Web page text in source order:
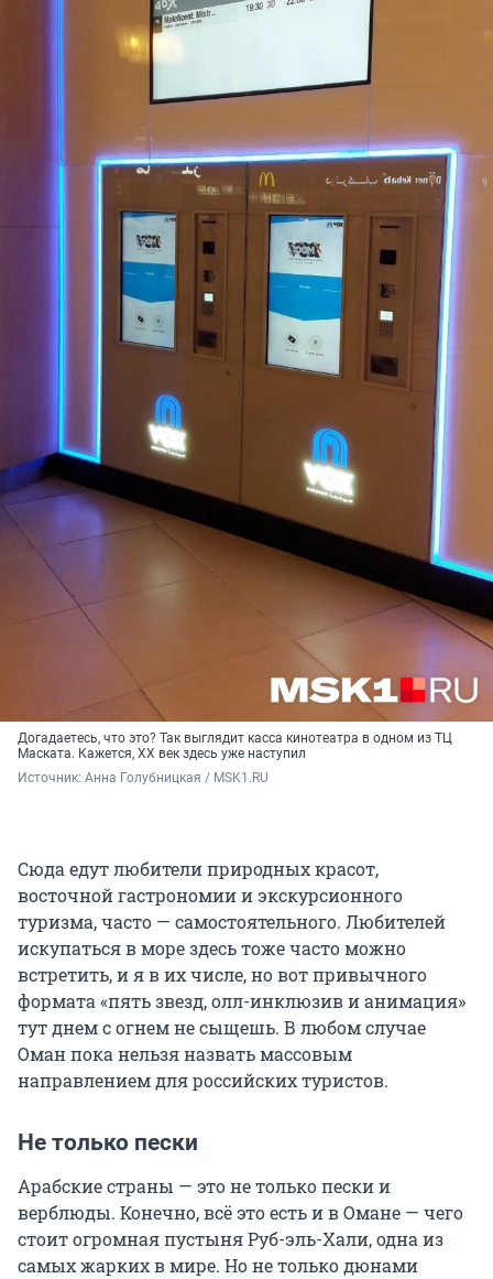
Догадаетесь, что это? Так выглядит касса кинотеатра в одном из ТЦ
Маската. Кажется, XX век здесь уже наступил
Источник: Анна Голубницкая / MSK1.RU
Сюда едут любители природных красот,
восточной гастрономии и экскурсионного
туризма, часто — самостоятельного. Любителей
искупаться в море здесь тоже часто можно
встретить, и я в их числе, но вот привычного
формата «пять звезд, олл-инклюзив и анимация»
тут днем с огнем не сыщешь. В любом случае
Оман пока нельзя назвать массовым
направлением для российских туристов.
Не только пески
Арабские страны — это не только пески и
верблюды. Конечно, всё это есть и в Омане — чего
стоит огромная пустыня Руб-эль-Хали, одна из
самых жарких в мире. Но не только дюнами